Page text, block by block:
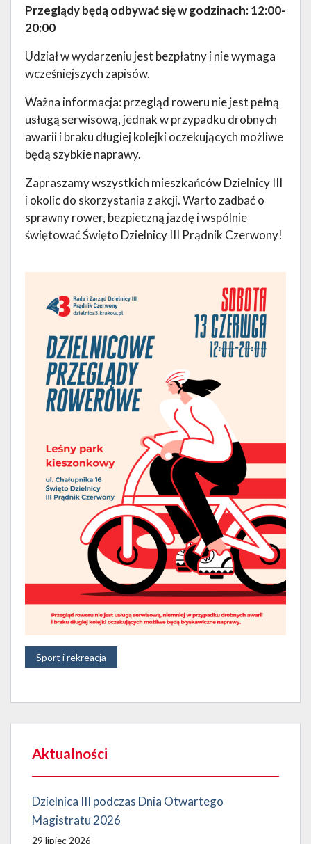
Przeglądy będą odbywać się w godzinach: 12:00-
20:00
Udział w wydarzeniu jest bezpłatny i nie wymaga
wcześniejszych zapisów.
Ważna informacja: przegląd roweru nie jest pełną
usługą serwisową, jednak w przypadku drobnych
awarii i braku długiej kolejki oczekujących możliwe
będą szybkie naprawy.
Zapraszamy wszystkich mieszkańców Dzielnicy III
i okolic do skorzystania z akcji. Warto zadbać o
sprawny rower, bezpieczną jazdę i wspólnie
świętować Święto Dzielnicy III Prądnik Czerwony!
Sport i rekreacja
Aktualności
Dzielnica III podczas Dnia Otwartego
Magistratu 2026
29 lipiec 2026